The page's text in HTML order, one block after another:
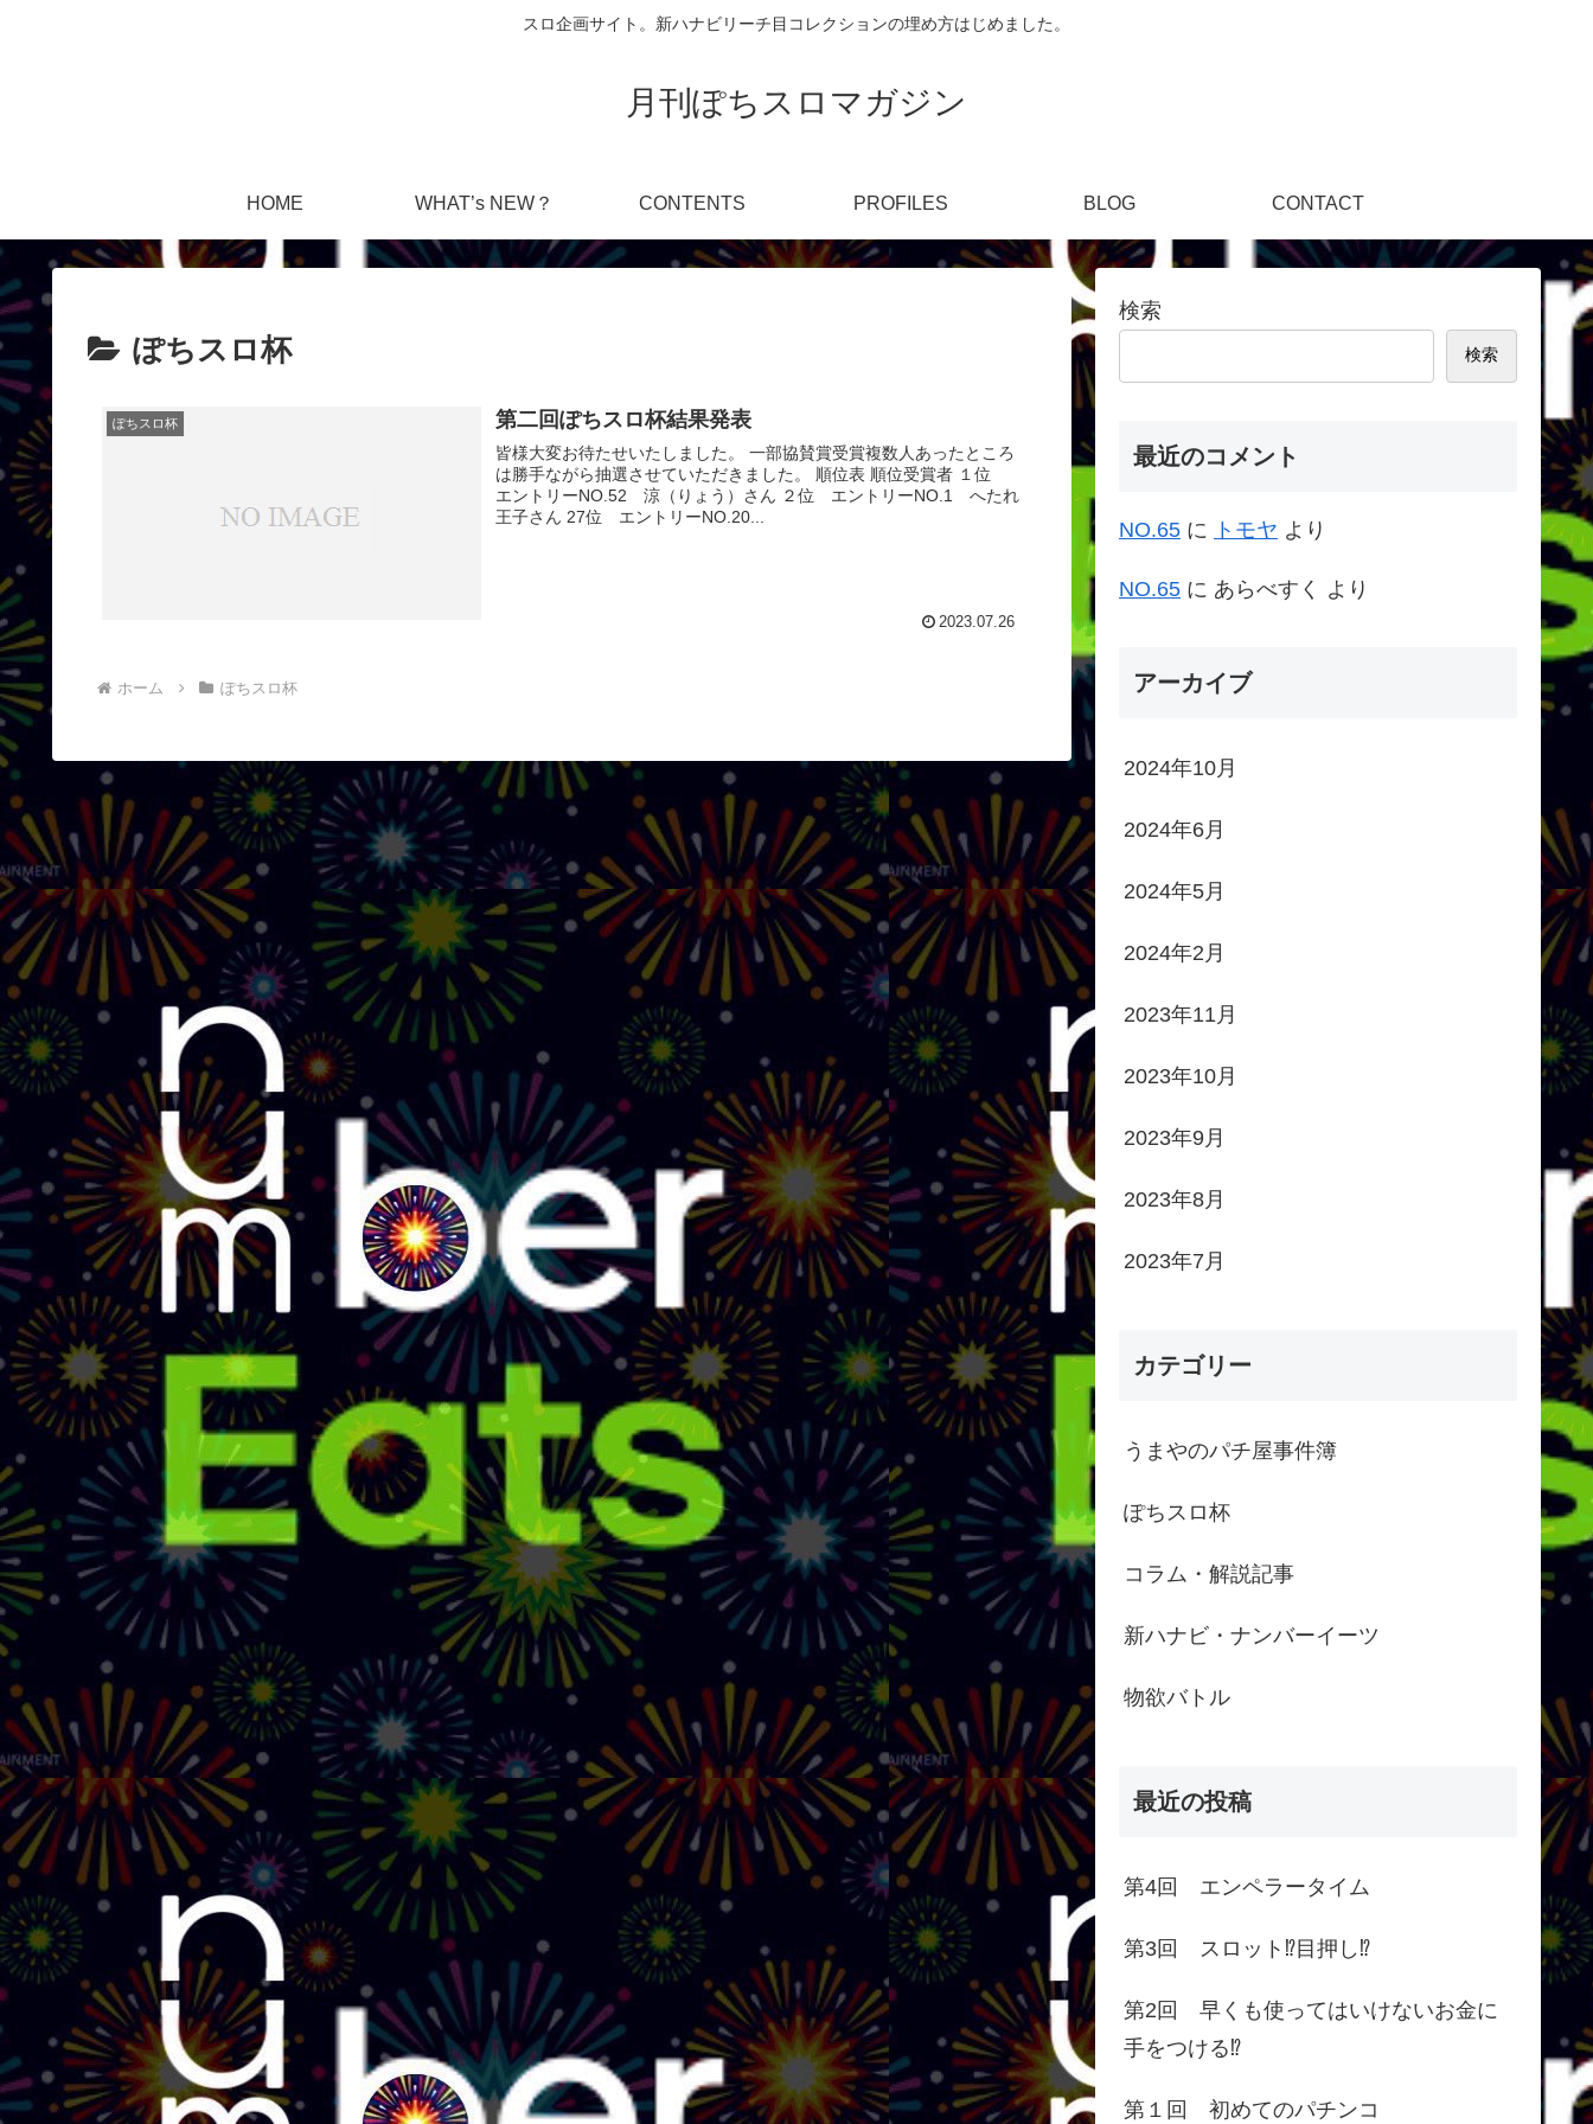
スロ企画サイト。新ハナビリーチ目コレクションの埋め方はじめました。
月刊ぽちスロマガジン
HOME WHAT’s NEW？ CONTENTS PROFILES BLOG CONTACT
ぽちスロ杯
ぽちスロ杯 第二回ぽちスロ杯結果発表
皆様大変お待たせいたしました。 一部協賛賞受賞複数人あったところ
は勝手ながら抽選させていただきました。 順位表 順位受賞者 １位
エントリーNO.52 涼（りょう）さん ２位 エントリーNO.1 へたれ
王子さん 27位 エントリーNO.20...
2023.07.26
ホーム ぽちスロ杯
検索
検索
最近のコメント
NO.65 に トモヤ より
NO.65 に あらべすく より
アーカイブ
2024年10月
2024年6月
2024年5月
2024年2月
2023年11月
2023年10月
2023年9月
2023年8月
2023年7月
カテゴリー
うまやのパチ屋事件簿
ぽちスロ杯
コラム・解説記事
新ハナビ・ナンバーイーツ
物欲バトル
最近の投稿
第4回 エンペラータイム
第3回 スロット⁉︎目押し⁉︎
第2回 早くも使ってはいけないお金に
手をつける⁉︎
第１回 初めてのパチンコ